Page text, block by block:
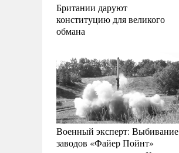
Британии даруют
конституцию для великого
обмана
Военный эксперт: Выбивание
заводов «Файер Пойнт»